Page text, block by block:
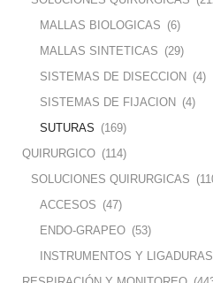
MALLAS BIOLOGICAS (6)
MALLAS SINTETICAS (29)
SISTEMAS DE DISECCION (4)
SISTEMAS DE FIJACION (4)
SUTURAS (169)
QUIRURGICO (114)
SOLUCIONES QUIRURGICAS
ACCESOS (47)
ENDO-GRAPEO (53)
INSTRUMENTOS Y LIGADURAS